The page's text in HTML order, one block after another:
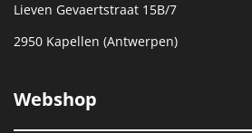
Lieven Gevaertstraat 15B/7
2950 Kapellen (Antwerpen)
Webshop